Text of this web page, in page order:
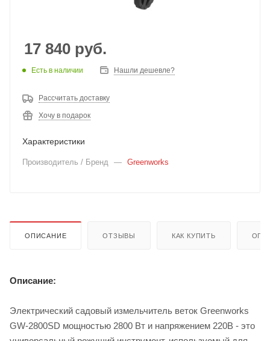
17 840 руб.
Есть в наличии Нашли дешевле?
Рассчитать доставку
Хочу в подарок
Характеристики
Производитель / Бренд — Greenworks
ОПИСАНИЕ ОТЗЫВЫ КАК КУПИТЬ
Описание:
Электрический садовый измельчитель веток Greenworks
GW-2800SD мощностью 2800 Вт и напряжением 220B - это